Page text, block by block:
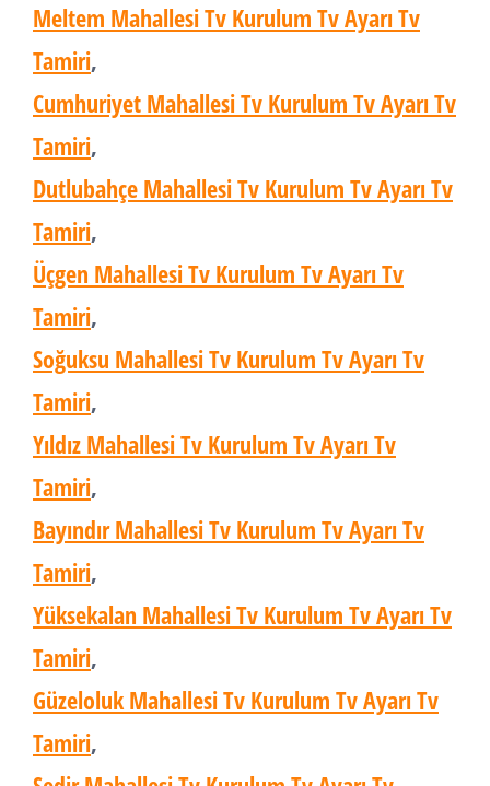
Meltem Mahallesi Tv Kurulum Tv Ayarı Tv
Tamiri,
Cumhuriyet Mahallesi Tv Kurulum Tv Ayarı Tv
Tamiri,
Dutlubahçe Mahallesi Tv Kurulum Tv Ayarı Tv
Tamiri,
Üçgen Mahallesi Tv Kurulum Tv Ayarı Tv
Tamiri,
Soğuksu Mahallesi Tv Kurulum Tv Ayarı Tv
Tamiri,
Yıldız Mahallesi Tv Kurulum Tv Ayarı Tv
Tamiri,
Bayındır Mahallesi Tv Kurulum Tv Ayarı Tv
Tamiri,
Yüksekalan Mahallesi Tv Kurulum Tv Ayarı Tv
Tamiri,
Güzeloluk Mahallesi Tv Kurulum Tv Ayarı Tv
Tamiri,